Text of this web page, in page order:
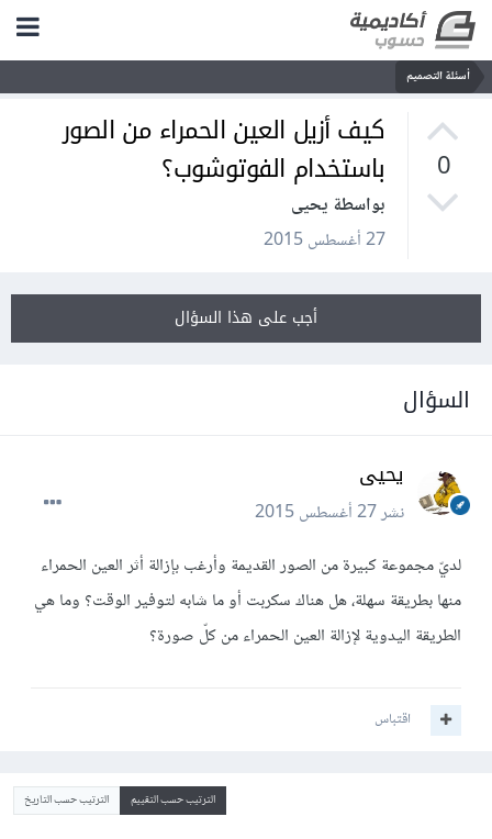
أسئلة التصميم
0
كيف أزيل العين الحمراء من الصور
باستخدام الفوتوشوب؟
بواسطة يحيى
27 أغسطس 2015
أجب على هذا السؤال
السؤال
يحيى
نشر27 أغسطس 2015
لديّ مجموعة كبيرة من الصور القديمة وأرغب بإزالة أثر العين الحمراء
منها بطريقة سهلة، هل هناك سكربت أو ما شابه لتوفير الوقت؟ وما هي
الطريقة اليدوية لإزالة العين الحمراء من كلّ صورة؟
اقتباس
الترتيب حسب التقييم الترتيب حسب التاريخ